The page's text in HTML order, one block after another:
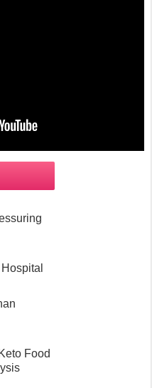
Food